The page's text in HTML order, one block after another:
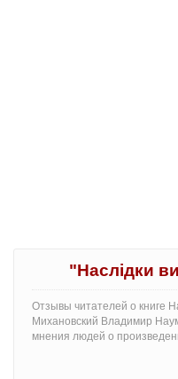
"Наслідки
Отзывы читателей о книге
Михановский Владимир
мнения людей о